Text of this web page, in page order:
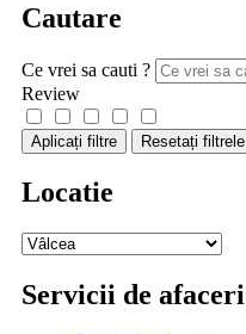
Cautare
Ce vrei sa cauti ?
Review
Aplicați filtre Resetați filtrele
Locatie
Servicii de afaceri